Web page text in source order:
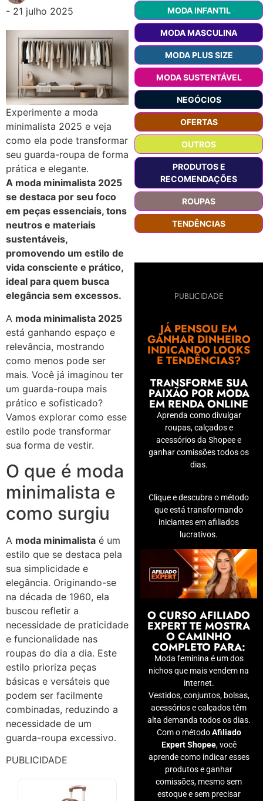
- 21 julho 2025
Experimente a moda
minimalista 2025 e veja
como ela pode transformar
seu guarda-roupa de forma
prática e elegante.
A moda minimalista 2025
se destaca por seu foco
em peças essenciais, tons
neutros e materiais
sustentáveis,
promovendo um estilo de
vida consciente e prático,
ideal para quem busca
elegância sem excessos.
A moda minimalista 2025
está ganhando espaço e
relevância, mostrando
como menos pode ser
mais. Você já imaginou ter
um guarda-roupa mais
prático e sofisticado?
Vamos explorar como esse
estilo pode transformar
sua forma de vestir.
O que é moda
minimalista e
como surgiu
A moda minimalista é um
estilo que se destaca pela
sua simplicidade e
elegância. Originando-se
na década de 1960, ela
buscou refletir a
necessidade de praticidade
e funcionalidade nas
roupas do dia a dia. Este
estilo prioriza peças
básicas e versáteis que
podem ser facilmente
combinadas, reduzindo a
necessidade de um
guarda-roupa excessivo.
PUBLICIDADE
MODA INFANTIL
MODA MASCULINA
MODA PLUS SIZE
MODA SUSTENTÁVEL
NEGÓCIOS
OFERTAS
OUTROS
PRODUTOS E
RECOMENDAÇÕES
ROUPAS
TENDÊNCIAS
PUBLICIDADE
JÁ PENSOU EM
GANHAR DINHEIRO
INDICANDO LOOKS
E TENDÊNCIAS?
TRANSFORME SUA
PAIXÃO POR MODA
EM RENDA ONLINE
Aprenda como divulgar
roupas, calçados e
acessórios da Shopee e
ganhar comissões todos os
dias.
Clique e descubra o método
que está transformando
iniciantes em afiliados
lucrativos.
O CURSO AFILIADO
EXPERT TE MOSTRA
O CAMINHO
COMPLETO PARA:
Moda feminina é um dos
nichos que mais vendem na
internet.
Vestidos, conjuntos, bolsas,
acessórios e calçados têm
alta demanda todos os dias.
Com o métodoAfiliado
Expert Shopee, você
aprende como indicar esses
produtos e ganhar
comissões, mesmo sem
estoque e sem precisar